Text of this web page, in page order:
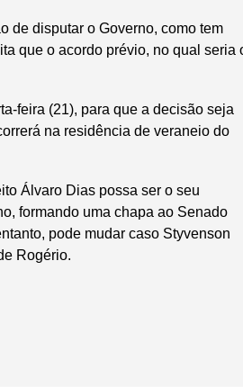
de disputar o Governo, como tem
que o acordo prévio, no qual seria
feira (21), para que a decisão seja
na residência de veraneio do
Álvaro Dias possa ser o seu
formando uma chapa ao Senado
pode mudar caso Styvenson
Rogério.